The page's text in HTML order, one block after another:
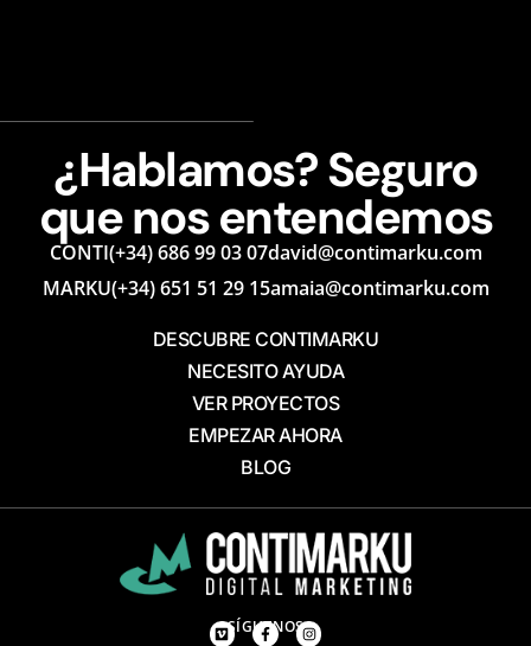
¿Hablamos? Seguro
que nos entendemos
CONTI(+34) 686 99 03 07david@contimarku.com
MARKU(+34) 651 51 29 15amaia@contimarku.com
DESCUBRE CONTIMARKU
NECESITO AYUDA
VER PROYECTOS
EMPEZAR AHORA
BLOG
SÍGUENOS